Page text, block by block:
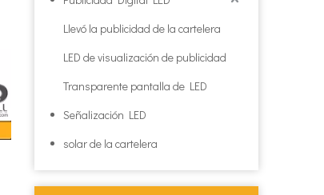
Llevó la publicidad de la cartelera
LED de visualización de publicidad
Transparente pantalla de LED
Señalización LED
solar de la cartelera